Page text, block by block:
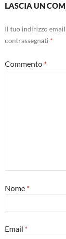
LASCIA UN
Il tuo indirizzo
contrassegnati *
Commento *
Nome *
Email *